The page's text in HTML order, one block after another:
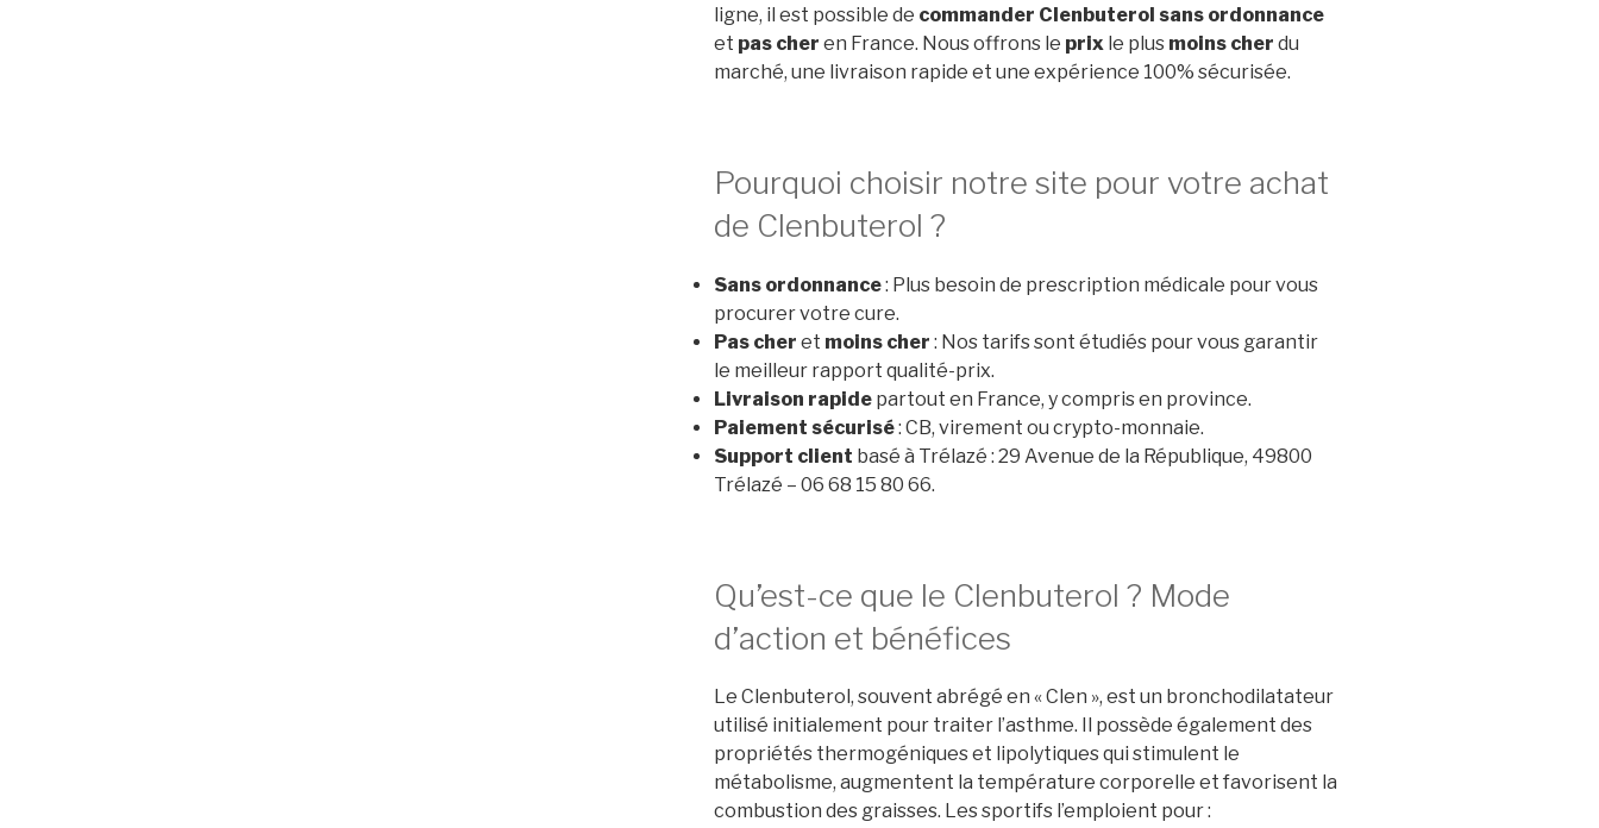
ligne, il est possible de commander Clenbuterol sans ordonnance
et pas cher en France. Nous offrons le prixle plus moins cher du
marché, une livraison rapide et une expérience 100% sécurisée.
Pourquoi choisir notre site pour votre achat
de Clenbuterol ?
Sans ordonnance: Plus besoin de prescription médicale pour vous
procurer votre cure.
Pas cher et moins cher : Nos tarifs sont étudiés pour vous garantir
le meilleur rapport qualité-prix.
Livraison rapidepartout en France, y compris en province.
Paiement sécurisé: CB, virement ou crypto-monnaie.
Support client basé à Trélazé : 29 Avenue de la République, 49800
Trélazé – 06 68 15 80 66.
Qu’est-ce que le Clenbuterol ? Mode
d’action et bénéfices
Le Clenbuterol, souvent abrégé en « Clen », est un bronchodilatateur
utilisé initialement pour traiter l’asthme. Il possède également des
propriétés thermogéniques et lipolytiques qui stimulent le
métabolisme, augmentent la température corporelle et favorisent la
combustion des graisses. Les sportifs l’emploient pour :